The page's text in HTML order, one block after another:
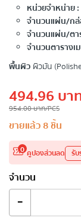
หน่วยจำหน่าย :
จำนวนแผ่น/กล่
จำนวนแผ่น/ตา
จำนวนตารางเ
พื้นผิว ผิวมัน
494.96 บา
954.00บาท/PCS
ขายแล้ว8ชิ้น
0 คูปองส่วนลด รั
จำนวน
-